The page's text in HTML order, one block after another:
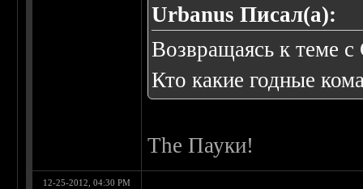
Urbanus Писал(а):
Возвращаясь к теме
Кто какие годные
The Пауки!
12-25-2012, 04:30 PM